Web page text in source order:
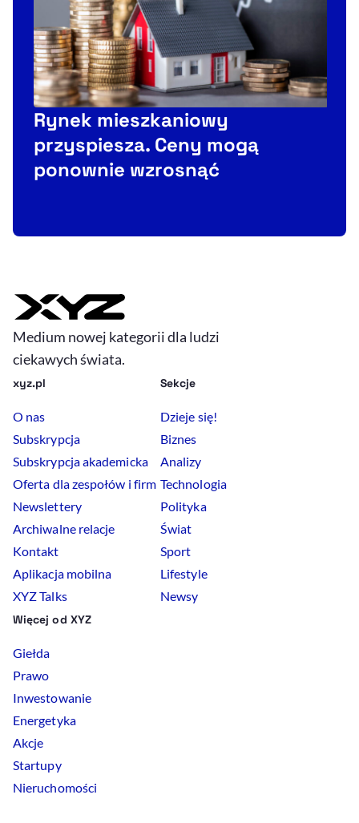
Rynek mieszkaniowy
przyspiesza. Ceny mogą
ponownie wzrosnąć
Medium nowej kategorii dla ludzi
ciekawych świata.
xyz.pl
O nas
Subskrypcja
Subskrypcja akademicka
Oferta dla zespołów i firm
Newslettery
Archiwalne relacje
Kontakt
Aplikacja mobilna
XYZ Talks
Sekcje
Dzieje się!
Biznes
Analizy
Technologia
Polityka
Świat
Sport
Lifestyle
Newsy
Więcej od XYZ
Giełda
Prawo
Inwestowanie
Energetyka
Akcje
Startupy
Nieruchomości